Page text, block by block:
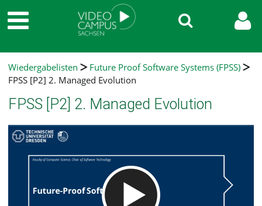
Wiedergabelisten
Future Proof Software Systems (FPSS)
FPSS [P2] 2. Managed Evolution
FPSS [P2] 2. Managed Evolution